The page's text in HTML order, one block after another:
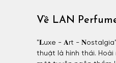
Bottega
Về LAN
"𝐋uxe - 𝐀rt -
thuật là hình thái. Hoài